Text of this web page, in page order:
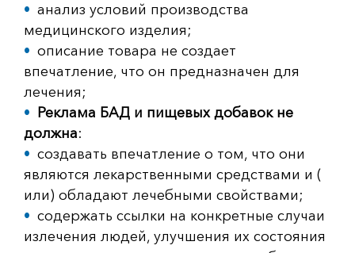
анализ условий производства
медицинского изделия;
описание товара не создает
впечатление, что он предназначен для
лечения;
Реклама БАД и пищевых добавок не
должна:
создавать впечатление о том, что они
являются лекарственными средствами и (
или) обладают лечебными свойствами;
содержать ссылки на конкретные случаи
излечения людей, улучшения их состояния